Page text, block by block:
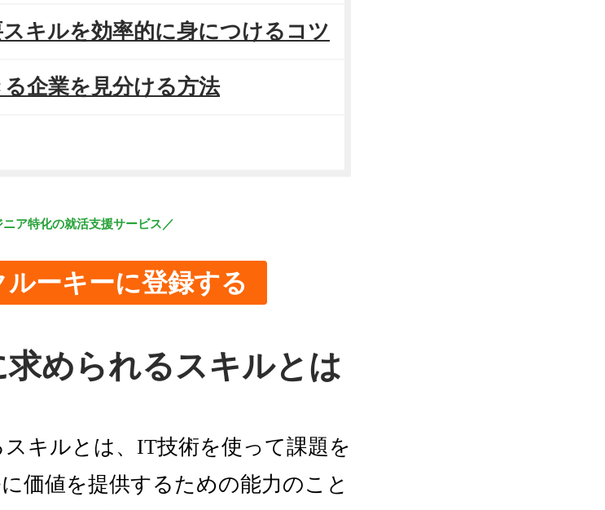
キルを効率的に身につけるコツ
企業を見分ける方法
ア特化の就活支援サービス／
ルーキーに登録する
められるスキルとは
キルとは、IT技術を使って課題を
価値を提供するための能力のこと